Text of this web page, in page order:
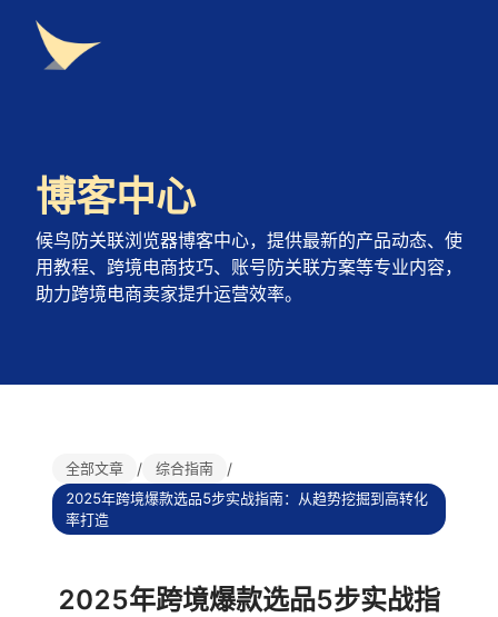
博客中心
候鸟防关联浏览器博客中心，提供最新的产品动态、使
用教程、跨境电商技巧、账号防关联方案等专业内容，
助力跨境电商卖家提升运营效率。
全部文章 / 综合指南 /
2025年跨境爆款选品5步实战指南：从趋势挖掘到高转化
率打造
2025年跨境爆款选品5步实战指